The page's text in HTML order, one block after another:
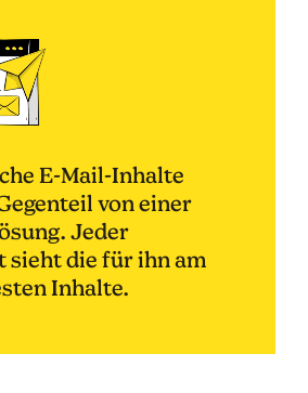
E-Mail-Inhalte
von einer
Jeder
sieht die für ihn am
Inhalte.